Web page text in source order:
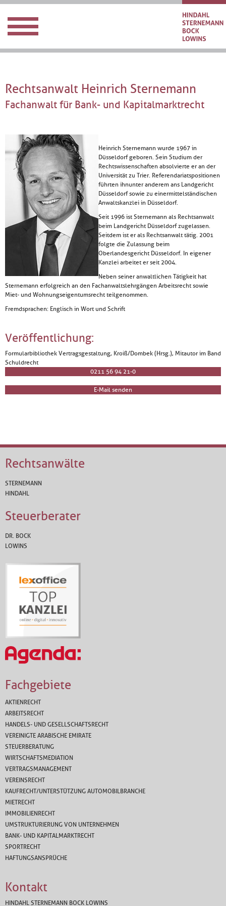
Rechtsanwalt Heinrich Sternemann
Fachanwalt für Bank- und Kapitalmarktrecht
Heinrich Sternemann wurde 1967 in
Düsseldorf geboren. Sein Studium der
Rechtswissenschaften absolvierte er an der
Universität zu Trier. Referendariatspositionen
führten ihn unter anderem ans Landgericht
Düsseldorf sowie zu einer mittelständischen
Anwaltskanzlei in Düsseldorf.
Seit 1996 ist Sternemann als Rechtsanwalt
beim Landgericht Düsseldorf zugelassen.
Seitdem ist er als Rechtsanwalt tätig. 2001
folgte die Zulassung beim
Oberlandesgericht Düsseldorf. In eigener
Kanzlei arbeitet er seit 2004.
Neben seiner anwaltlichen Tätigkeit hat
Sternemann erfolgreich an den Fachanwaltslehrgängen Arbeitsrecht sowie
Miet- und Wohnungseigentumsrecht teilgenommen.
Fremdsprachen: Englisch in Wort und Schrift
Veröffentlichung:
Formularbibliothek Vertragsgestaltung, Kroiß/Dombek (Hrsg.), Mitautor im Band
Schuldrecht
0211 56 94 21-0
E-Mail senden
Rechtsanwälte
STERNEMANN
HINDAHL
Steuerberater
DR. BOCK
LOWINS
Fachgebiete
AKTIENRECHT
ARBEITSRECHT
HANDELS- UND GESELLSCHAFTSRECHT
VEREINIGTE ARABISCHE EMIRATE
STEUERBERATUNG
WIRTSCHAFTSMEDIATION
VERTRAGSMANAGEMENT
VEREINSRECHT
KAUFRECHT/UNTERSTÜTZUNG AUTOMOBILBRANCHE
MIETRECHT
IMMOBILIENRECHT
UMSTRUKTURIERUNG VON UNTERNEHMEN
BANK- UND KAPITALMARKTRECHT
SPORTRECHT
HAFTUNGSANSPRÜCHE
Kontakt
HINDAHL STERNEMANN BOCK LOWINS